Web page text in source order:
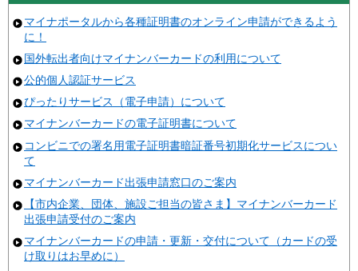
マイナポータルから各種証明書のオンライン申請ができるよう
に！
国外転出者向けマイナンバーカードの利用について
公的個人認証サービス
ぴったりサービス（電子申請）について
マイナンバーカードの電子証明書について
コンビニでの署名用電子証明書暗証番号初期化サービスについ
て
マイナンバーカード出張申請窓口のご案内
【市内企業、団体、施設ご担当の皆さま】マイナンバーカード
出張申請受付のご案内
マイナンバーカードの申請・更新・交付について（カードの受
け取りはお早めに）